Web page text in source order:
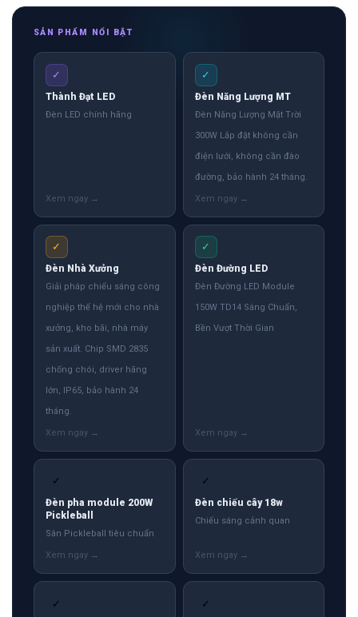
SẢN PHẨM NỔI BẬT
✓
Thành Đạt LED
Đèn LED chính hãng
✓
Đèn Năng Lượng MT
Đèn Năng Lượng Mặt Trời
300W Lắp đặt không cần
điện lưới, không cần đào
đường, bảo hành 24 tháng.
✓
Đèn Nhà Xưởng
Giải pháp chiếu sáng công
nghiệp thế hệ mới cho nhà
xưởng, kho bãi, nhà máy
sản xuất. Chip SMD 2835
chống chói, driver hãng
lớn, IP65, bảo hành 24
tháng.
✓
Đèn Đường LED
Đèn Đường LED Module
150W TD14 Sáng Chuẩn,
Bền Vượt Thời Gian
✓
Đèn pha module 200W
Pickleball
Sân Pickleball tiêu chuẩn
✓
Đèn chiếu cây 18w
Chiếu sáng cảnh quan
✓ ✓